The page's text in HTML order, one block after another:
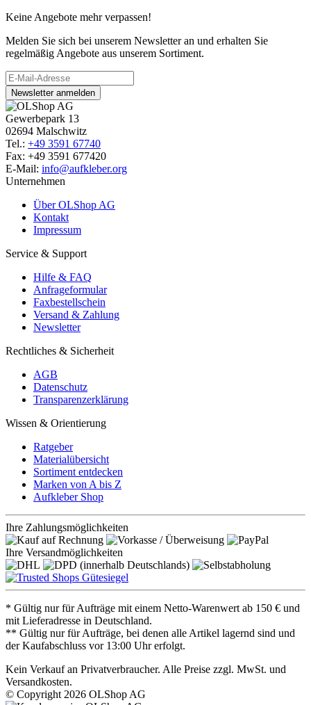
Keine Angebote mehr verpassen!
Melden Sie sich bei unserem Newsletter an und erhalten Sie
regelmäßig Angebote aus unserem Sortiment.
Newsletter anmelden
Gewerbepark 13
02694 Malschwitz
Tel.: +49 3591 67740
Fax: +49 3591 677420
E-Mail: info@aufkleber.org
Unternehmen
Über OLShop AG
Kontakt
Impressum
Service & Support
Hilfe & FAQ
Anfrageformular
Faxbestellschein
Versand & Zahlung
Newsletter
Rechtliches & Sicherheit
AGB
Datenschutz
Transparenzerklärung
Wissen & Orientierung
Ratgeber
Materialübersicht
Sortiment entdecken
Marken von A bis Z
Aufkleber Shop
Ihre Zahlungsmöglichkeiten
Ihre Versandmöglichkeiten
* Gültig nur für Aufträge mit einem Netto-Warenwert ab 150 € und
mit Lieferadresse in Deutschland.
** Gültig nur für Aufträge, bei denen alle Artikel lagernd sind und
der Kaufabschluss vor 13:00 Uhr erfolgt.
Kein Verkauf an Privatverbraucher. Alle Preise zzgl. MwSt. und
Versandkosten.
© Copyright 2026 OLShop AG